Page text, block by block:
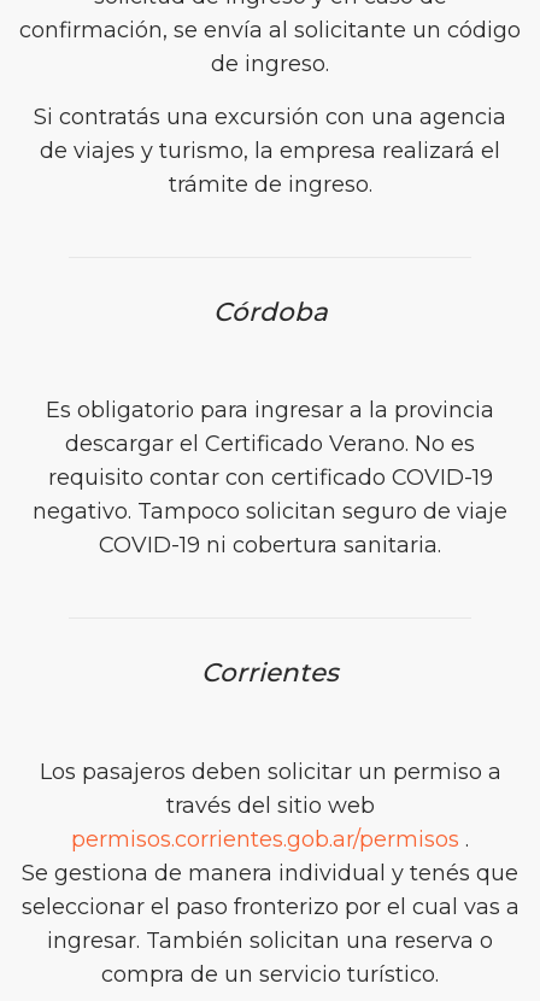
confirmación, se envía al solicitante un código
de ingreso.
Si contratás una excursión con una agencia
de viajes y turismo, la empresa realizará el
trámite de ingreso.
Córdoba
Es obligatorio para ingresar a la provincia
descargar el Certificado Verano. No es
requisito contar con certificado COVID-19
negativo. Tampoco solicitan seguro de viaje
COVID-19 ni cobertura sanitaria.
Corrientes
Los pasajeros deben solicitar un permiso a
través del sitio web
permisos.corrientes.gob.ar/permisos .
Se gestiona de manera individual y tenés que
seleccionar el paso fronterizo por el cual vas a
ingresar. También solicitan una reserva o
compra de un servicio turístico.